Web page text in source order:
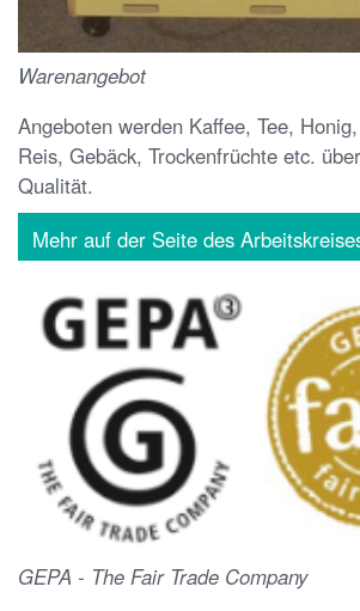
Warenangebot
Angeboten werden Kaffee, Tee,
Reis, Gebäck, Trockenfrüchte etc.
Qualität.
Mehr auf der Seite des
GEPA - The Fair Trade Company